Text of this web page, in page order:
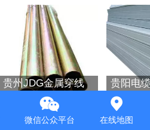
贵州JDG金属穿线
贵阳电
微信公众平台 在线地图